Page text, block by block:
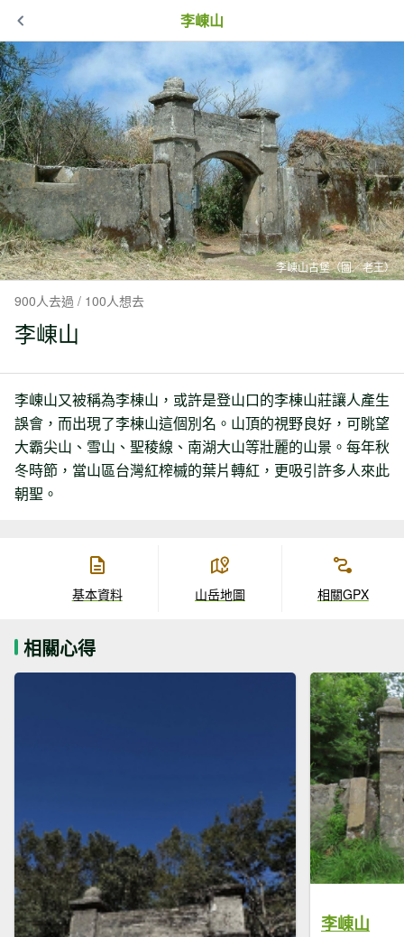
李崠山
李崠山古堡（圖／老王）
900人去過 / 100人想去
李崠山
李崠山又被稱為李棟山，或許是登山口的李棟山莊讓人產生
誤會，而出現了李棟山這個別名。山頂的視野良好，可眺望
大霸尖山、雪山、聖稜線、南湖大山等壯麗的山景。每年秋
冬時節，當山區台灣紅榨槭的葉片轉紅，更吸引許多人來此
朝聖。
基本資料 山岳地圖 相關GPX
相關心得
李崠山